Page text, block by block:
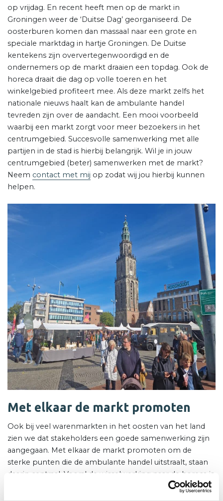
op vrijdag. En recent heeft men op de markt in
Groningen weer de ‘Duitse Dag’ georganiseerd. De
oosterburen komen dan massaal naar een grote en
speciale marktdag in hartje Groningen. De Duitse
kentekens zijn oververtegenwoordigd en de
ondernemers op de markt draaien een topdag. Ook de
horeca draait die dag op volle toeren en het
winkelgebied profiteert mee. Als deze markt zelfs het
nationale nieuws haalt kan de ambulante handel
tevreden zijn over de aandacht. Een mooi voorbeeld
waarbij een markt zorgt voor meer bezoekers in het
centrumgebied. Succesvolle samenwerking met alle
partijen in de stad is hierbij belangrijk. Wil je in jouw
centrumgebied (beter) samenwerken met de markt?
Neem contact met mij op zodat wij jou hierbij kunnen
helpen.
Met elkaar de markt promoten
Ook bij veel warenmarkten in het oosten van het land
zien we dat stakeholders een goede samenwerking zijn
aangegaan. Met elkaar de markt promoten om de
sterke punten die de ambulante handel uitstraalt, staan
daarin centraal. Vooral de wisselwerking naar de horeca is
winstgevend voor beide partijen. In andere gemeenten